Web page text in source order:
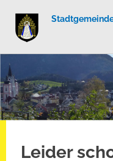
Inhalt
springen
Leider